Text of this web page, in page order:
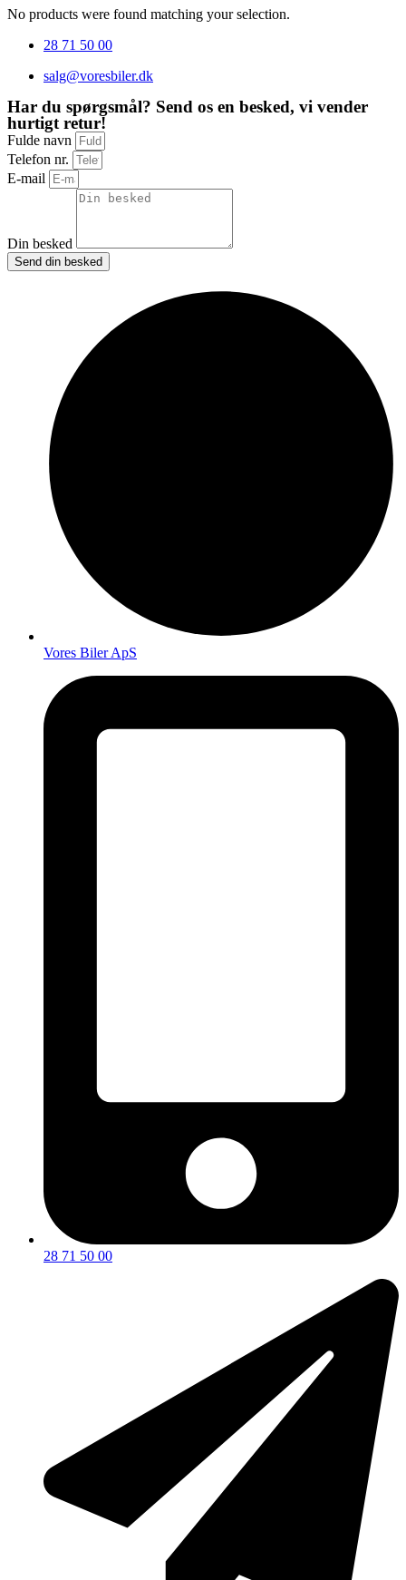
No products were found matching your selection.
28 71 50 00
salg@voresbiler.dk
Har du spørgsmål? Send os en besked, vi vender
hurtigt retur!
Fulde navn
Telefon nr.
E-mail
Din besked
Send din besked
Vores Biler ApS
28 71 50 00